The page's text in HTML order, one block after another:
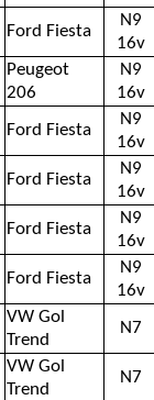
Ford Fiesta
N9
16v
Peugeot
206
N9
16v
Ford Fiesta
N9
16v
Ford Fiesta
N9
16v
Ford Fiesta
N9
16v
Ford Fiesta
N9
16v
VW Gol
Trend
N7
VW Gol
Trend
N7